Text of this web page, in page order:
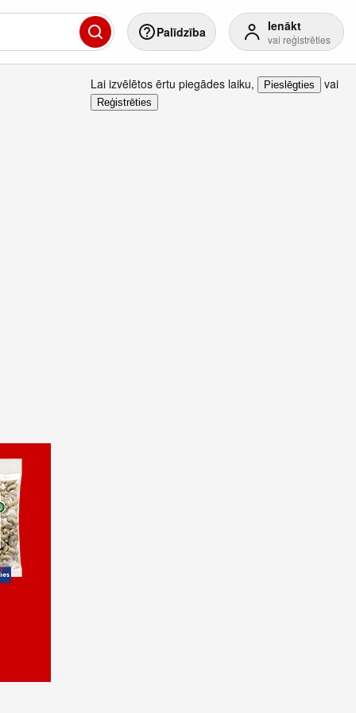
Palīdzība Ienākt
vai reģistrēties
Lai izvēlētos ērtu piegādes laiku, Pieslēgties vai
Reģistrēties